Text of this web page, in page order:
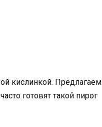
кислинкой. Предлагаем
готовят такой пирог